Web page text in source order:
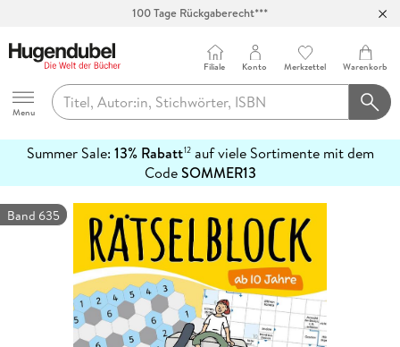
100 Tage Rückgaberecht***
Hugendubel
Menu
Filiale Konto Merkzettel Warenkorb
Summer Sale: 13% Rabatt12auf viele Sortimente mit dem
CodeSOMMER13
erfahren
Band 635